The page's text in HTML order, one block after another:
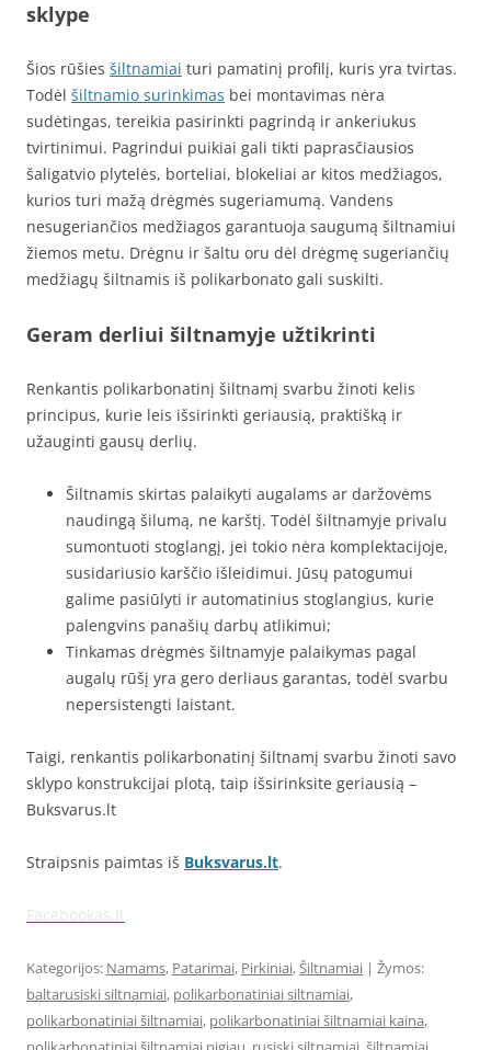
sklype
Šios rūšies šiltnamiai turi pamatinį profilį, kuris yra tvirtas.
Todėl šiltnamio surinkimas bei montavimas nėra
sudėtingas, tereikia pasirinkti pagrindą ir ankeriukus
tvirtinimui. Pagrindui puikiai gali tikti paprasčiausios
šaligatvio plytelės, borteliai, blokeliai ar kitos medžiagos,
kurios turi mažą drėgmės sugeriamumą. Vandens
nesugeriančios medžiagos garantuoja saugumą šiltnamiui
žiemos metu. Drėgnu ir šaltu oru dėl drėgmę sugeriančių
medžiagų šiltnamis iš polikarbonato gali suskilti.
Geram derliui šiltnamyje užtikrinti
Renkantis polikarbonatinį šiltnamį svarbu žinoti kelis
principus, kurie leis išsirinkti geriausią, praktišką ir
užauginti gausų derlių.
Šiltnamis skirtas palaikyti augalams ar daržovėms
naudingą šilumą, ne karštį. Todėl šiltnamyje privalu
sumontuoti stoglangį, jei tokio nėra komplektacijoje,
susidariusio karščio išleidimui. Jūsų patogumui
galime pasiūlyti ir automatinius stoglangius, kurie
palengvins panašių darbų atlikimui;
Tinkamas drėgmės šiltnamyje palaikymas pagal
augalų rūšį yra gero derliaus garantas, todėl svarbu
nepersistengti laistant.
Taigi, renkantis polikarbonatinį šiltnamį svarbu žinoti savo
sklypo konstrukcijai plotą, taip išsirinksite geriausią –
Buksvarus.lt
Straipsnis paimtas iš Buksvarus.lt.
Facebookas.lt
Kategorijos: Namams, Patarimai, Pirkiniai,Šiltnamiai | Žymos:
baltarusiski siltnamiai, polikarbonatiniai siltnamiai,
polikarbonatiniai šiltnamiai, polikarbonatiniai šiltnamiai kaina,